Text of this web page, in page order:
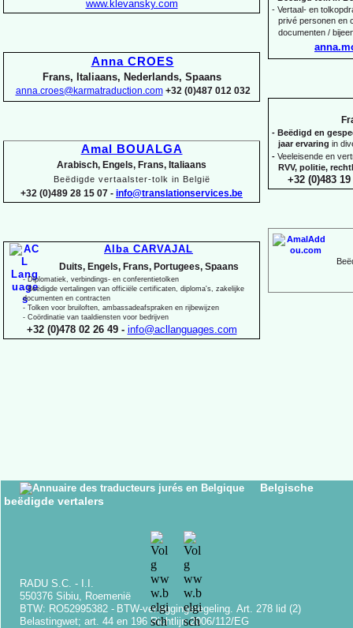
- Vertaal- en
privé personen en
documenten /
- Beëdigd en
jaar ervaring in
- Veeleisende en
RVV, politie,
+32 (0)483
www.klevansky.com
Anna CROES
Frans, Italiaans, Nederlands, Spaans
anna.croes@karmatraduction.com +32 (0)487 012 032
Amal BOUALGA
Arabisch, Engels, Frans, Italiaans
Beëdigde vertaalster-tolk in België
+32 (0)489 28 15 07 - info@translationservices.be
Alba CARVAJAL
Duits, Engels, Frans, Portugees, Spaans
-Diplomatiek, verbindings- en conferentietolken
-Beëdigde vertalingen van officiële certificaten, diploma's, zakelijke
documenten en contracten
- Tolken voor bruiloften, ambassadeafspraken en rijbewijzen
- Coördinatie van taaldiensten voor bedrijven
+32 (0)478 02 26 49 - info@acllanguages.com
Belgische
beëdigde vertalers
RADU S.C. - I.I.
550376 Sibiu, Roemenië
BTW: RO52995382 - BTW-verleggingsregeling. Art. 278 lid (2)
Belastingwet; art. 44 en 196 Richtlijn 2006/112/EG